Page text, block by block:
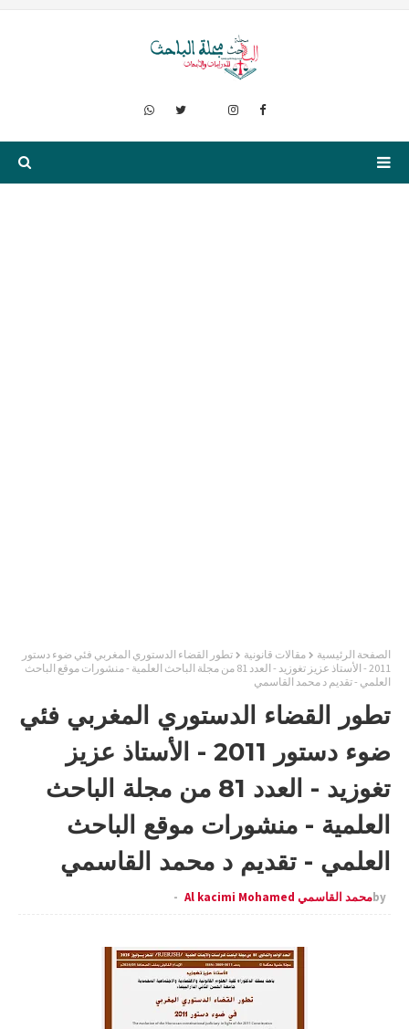
الصفحة الرئيسية مقالات قانونية
تطور القضاء الدستوري المغربي فئي ضوء دستور
2011 - الأستاذ عزيز تغوزيد - العدد 81 من مجلة الباحث العلمية - منشورات موقع الباحث
العلمي - تقديم د محمد القاسمي
تطور القضاء الدستوري المغربي فئي
ضوء دستور 2011 - الأستاذ عزيز
تغوزيد - العدد 81 من مجلة الباحث
العلمية - منشورات موقع الباحث
العلمي - تقديم د محمد القاسمي
byمحمد القاسمي Al kacimi Mohamed